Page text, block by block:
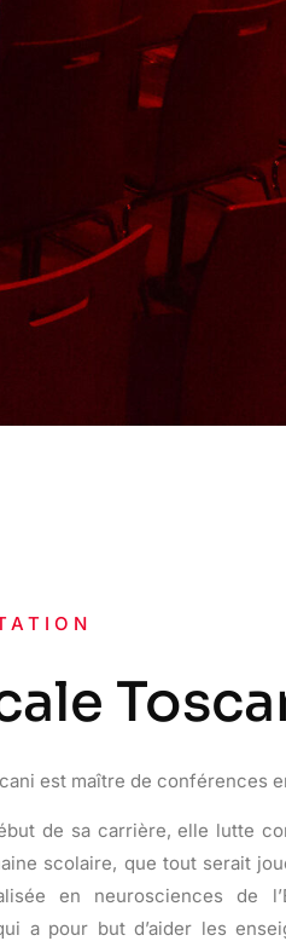
est maître de conférences
de sa carrière, elle lutte
scolaire, que tout serait
en neurosciences de
a pour but d’aider les